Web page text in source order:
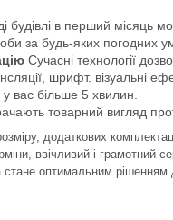
в перший місяць
за будь-яких погодних
Сучасні технології
шрифт. візуальні
вас більше 5 хвилин.
товарний вигляд
додаткових
ввічливий і грамотний
оптимальним рішенням